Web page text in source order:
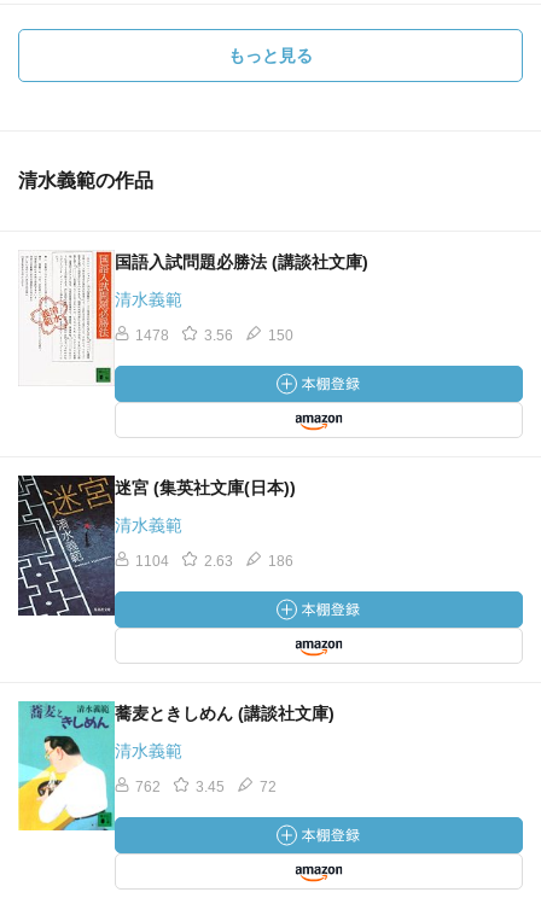
もっと見る
清水義範の作品
国語入試問題必勝法 (講談社文庫)
清水義範
1478 3.56 150
迷宮 (集英社文庫(日本))
清水義範
1104 2.63 186
蕎麦ときしめん (講談社文庫)
清水義範
762 3.45 72